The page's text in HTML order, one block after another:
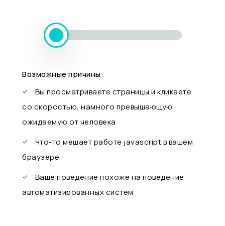
Возможные причины:
Вы просматриваете страницы и кликаете
со скоростью, намного превышающую
ожидаемую от человека
Что-то мешает работе javascript в вашем
браузере
Ваше поведение похоже на поведение
автоматизированных систем